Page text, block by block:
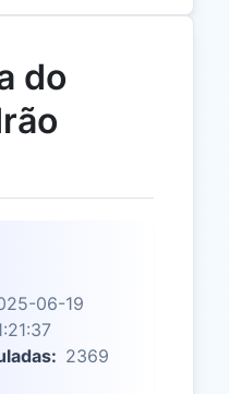
do
06-19
2369